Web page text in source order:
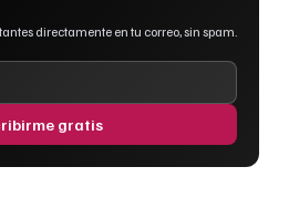
directamente en tu correo, sin spam.
gratis